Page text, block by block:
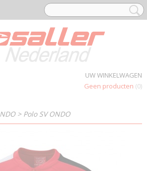
UW WINKELWAGEN
Geen producten (0)
> Polo SV ONDO